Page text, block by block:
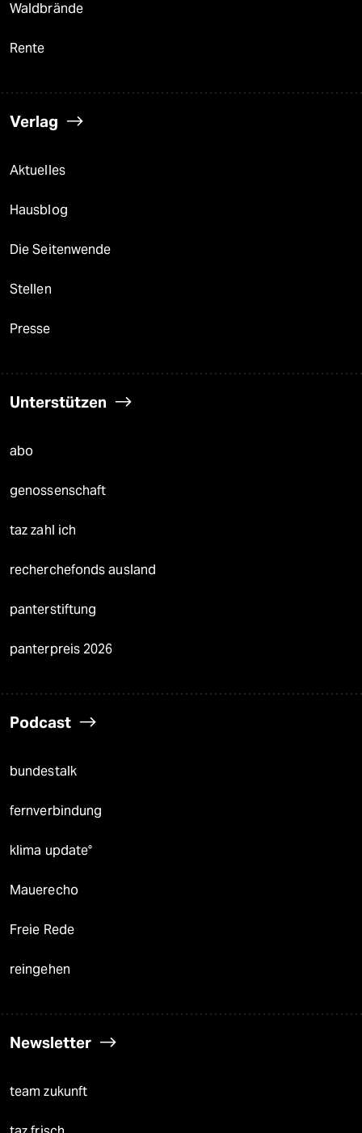
Waldbrände
Rente
Verlag
Aktuelles
Hausblog
Die Seitenwende
Stellen
Presse
Unterstützen
abo
genossenschaft
taz zahl ich
recherchefonds ausland
panterstiftung
panterpreis 2026
Podcast
bundestalk
fernverbindung
klima update°
Mauerecho
Freie Rede
reingehen
Newsletter
team zukunft